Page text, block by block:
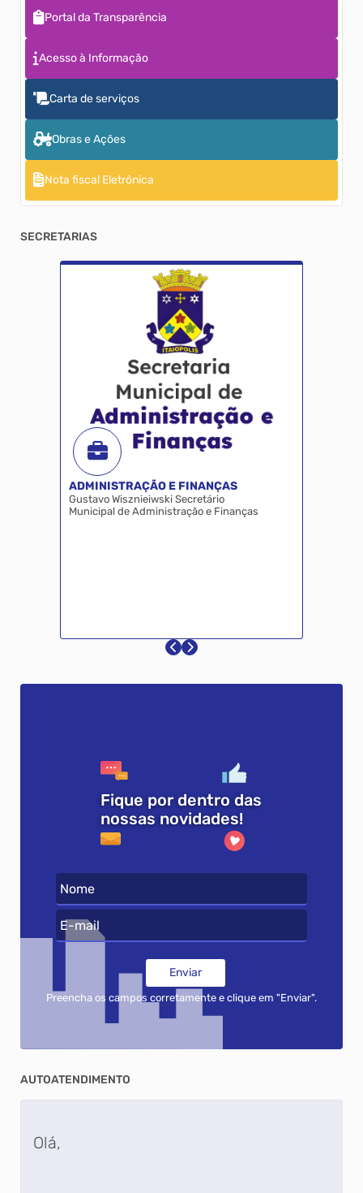
Portal da Transparência
Acesso à Informação
Carta de serviços
Obras e Ações
Nota fiscal Eletrônica
SECRETARIAS
ADMINISTRAÇÃO E FINANÇAS
Gustavo Wisznieiwski Secretário
Municipal de Administração e Finanças
Fique por dentro das
nossas novidades!
Nome
E-mail
Enviar
Preencha os campos corretamente e clique em "Enviar".
AUTOATENDIMENTO
Olá,